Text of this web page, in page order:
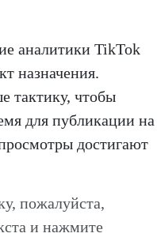
аналитики TikTok
назначения.
тактику, чтобы
для публикации на
достигают
пожалуйста,
и нажмите